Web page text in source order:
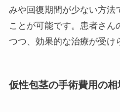
みや回復期間が少ない方法
ことが可能です。患者さん
つつ、効果的な治療が受け
仮性包茎の手術費用の相